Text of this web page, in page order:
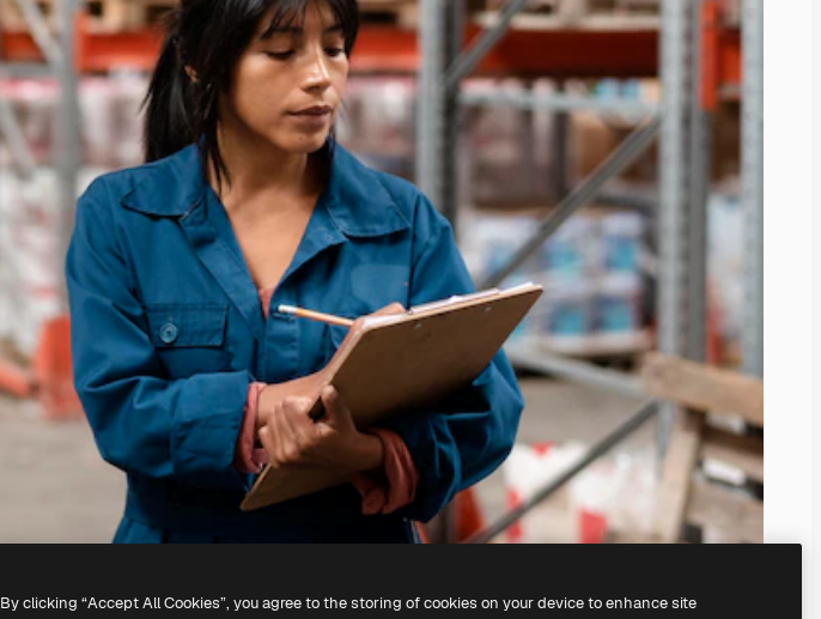
By clicking “Accept All Cookies”, you agree to the storing of cookies on your device to enhance site